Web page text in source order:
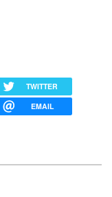
TWITTER
EMAIL